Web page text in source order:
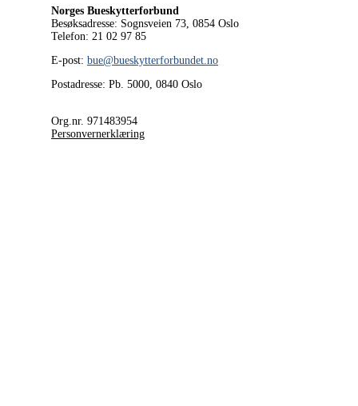
Norges Bueskytterforbund
Besøksadresse: Sognsveien 73, 0854 Oslo
Telefon: 21 02 97 85
E-post: bue@bueskytterforbundet.no
Postadresse: Pb. 5000, 0840 Oslo
Org.nr. 971483954
Personvernerklæring